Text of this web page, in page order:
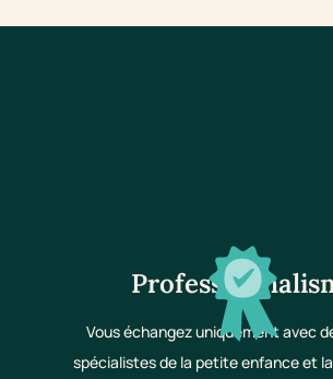
Vous échangez uniquement avec
spécialistes de la petite enfance et